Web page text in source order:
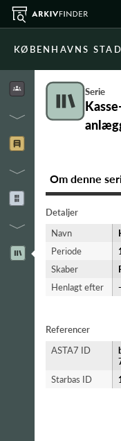
KØBENHAVNS
Serie
Om denne
Detaljer
Navn
Periode
Skaber
Henlagt efter
-
Referencer
ASTA7 ID
Starbas ID